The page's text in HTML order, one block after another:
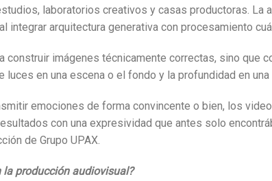
laboratorios creativos y casas productoras. La
integrar arquitectura generativa con procesamiento
construir imágenes técnicamente correctas, sino que
en una escena o el fondo y la profundidad en
emociones de forma convincente o bien, los
con una expresividad que antes solo
de Grupo UPAX.
la producción audiovisual?